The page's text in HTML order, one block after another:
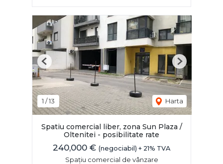
1 /13 Harta
Previous Next
Spatiu comercial liber, zona Sun Plaza /
Oltenitei - posibilitate rate
240,000 € (negociabil) + 21% TVA
Spațiu comercial de vânzare